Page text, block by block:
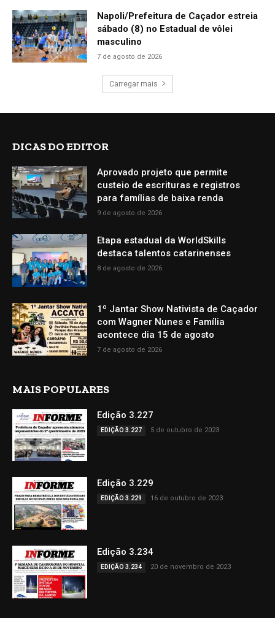
Napoli/Prefeitura de Caçador estreia
sábado (8) no Estadual de vôlei
masculino
7 de agosto de 2026
Carregar mais
DICAS DO EDITOR
Aprovado projeto que permite
custeio de escrituras e registros
para famílias de baixa renda
9 de agosto de 2026
Etapa estadual da WorldSkills
destaca talentos catarinenses
8 de agosto de 2026
1º Jantar Show Nativista de Caçador
com Wagner Nunes e Família
acontece dia 15 de agosto
7 de agosto de 2026
MAIS POPULARES
Edição 3.227
EDIÇÃO 3.227 5 de outubro de 2023
Edição 3.229
EDIÇÃO 3.229 16 de outubro de 2023
Edição 3.234
EDIÇÃO 3.234 20 de novembro de 2023